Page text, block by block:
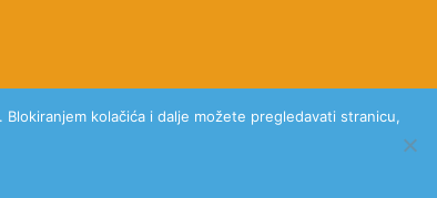
kolačića i dalje možete pregledavati stranicu,